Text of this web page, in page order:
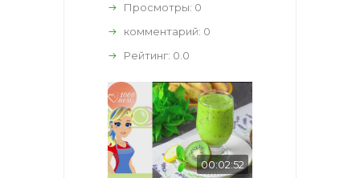
Просмотры: 0
комментарий: 0
Рейтинг: 0.0
00:02:52